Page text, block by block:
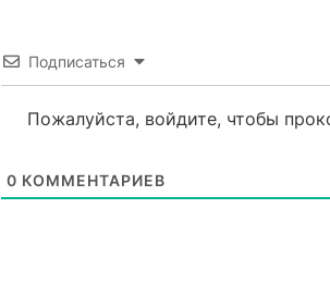
Подписаться
Пожалуйста, войдите, чтобы
0 КОММЕНТАРИЕВ